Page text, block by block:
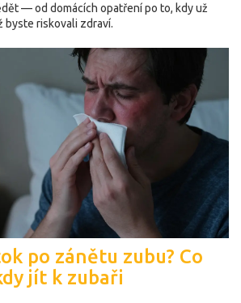
— od domácích opatření po to, kdy už
byste riskovali zdraví.
po zánětu zubu? Co
jít k zubaři